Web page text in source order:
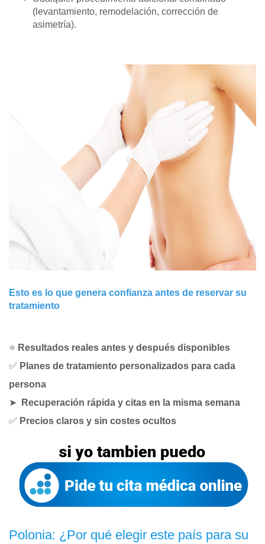
(levantamiento, remodelación, corrección de
asimetría).
Esto es lo que genera confianza antes de reservar su
tratamiento
⭐ Resultados reales antes y después disponibles
✅ Planes de tratamiento personalizados para cada
persona
➤
Recuperación rápida y citas en la misma semana
✅ Precios claros y sin costes ocultos
Polonia: ¿Por qué elegir este país para su